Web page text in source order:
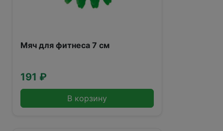
Мяч для фитнеса 7 см
191 ₽
В корзину